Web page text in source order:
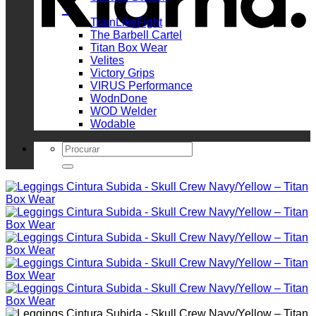
_
TrainLikeFight
The Barbell Cartel
Titan Box Wear
Velites
Victory Grips
VIRUS Performance
WodnDone
WOD Welder
Wodable
Search
for: